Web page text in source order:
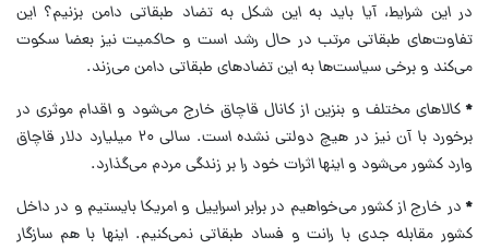
در این شرایط، آیا باید به این شکل به تضاد طبقاتی دامن بزنیم؟ این
تفاوت‌های طبقاتی مرتب در حال رشد است و حاکمیت نیز بعضا سکوت
می‌کند و برخی سیاست‌ها به این تضاد‌های طبقاتی دامن می‌زند.
*کالا‌های مختلف و بنزین از کانال قاچاق خارج می‌شود و اقدام موثری در
برخورد با آن نیز در هیچ دولتی نشده است. سالی ۲۰ میلیارد دلار قاچاق
وارد کشور می‌شود و اینها اثرات خود را بر زندگی مردم می‌گذارد.
*در خارج از کشور می‌خواهیم در برابر اسراییل و امریکا بایستیم و در داخل
کشور مقابله جدی با رانت و فساد طبقاتی نمی‌کنیم. اینها با هم سازگار